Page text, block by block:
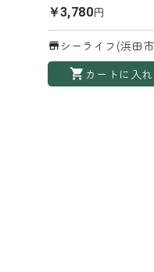
￥3,780円
シーライフ(浜田
カートに入れ